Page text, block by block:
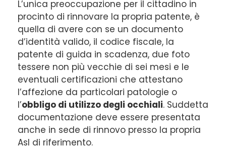
L’unica preoccupazione per il cittadino in
procinto di rinnovare la propria patente, è
quella di avere con se un documento
d’identità valido, il codice fiscale, la
patente di guida in scadenza, due foto
tessere non più vecchie di sei mesi e le
eventuali certificazioni che attestano
l’affezione da particolari patologie o
l’obbligo di utilizzo degli occhiali. Suddetta
documentazione deve essere presentata
anche in sede di rinnovo presso la propria
Asl di riferimento.